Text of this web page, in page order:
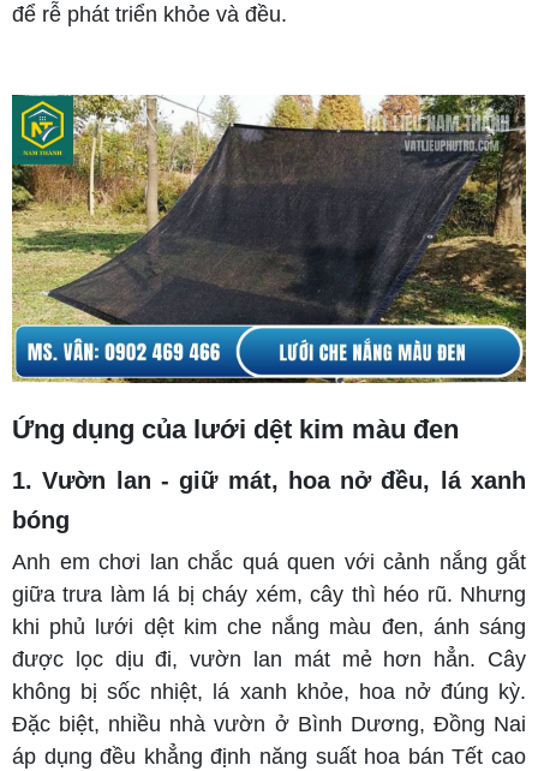
để rễ phát triển khỏe và đều.
Ứng dụng của lưới dệt kim màu đen
1. Vườn lan - giữ mát, hoa nở đều, lá xanh
bóng
Anh em chơi lan chắc quá quen với cảnh nắng gắt
giữa trưa làm lá bị cháy xém, cây thì héo rũ. Nhưng
khi phủ lưới dệt kim che nắng màu đen, ánh sáng
được lọc dịu đi, vườn lan mát mẻ hơn hẳn. Cây
không bị sốc nhiệt, lá xanh khỏe, hoa nở đúng kỳ.
Đặc biệt, nhiều nhà vườn ở Bình Dương, Đồng Nai
áp dụng đều khẳng định năng suất hoa bán Tết cao